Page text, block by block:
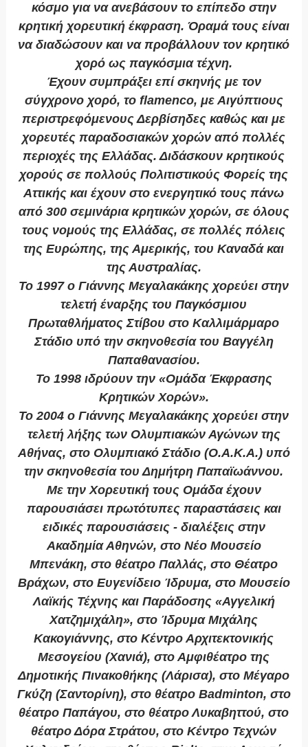
κόσμο για να ανεβάσουν το επίπεδο στην
κρητική χορευτική έκφραση. Όραμά τους είναι
να διαδώσουν και να προβάλλουν τον κρητικό
χορό ως παγκόσμια τέχνη.
Έχουν συμπράξει επί σκηνής με τον
σύγχρονο χορό, το flamenco, με Αιγύπτιους
περιστρεφόμενους Δερβίσηδες καθώς και με
χορευτές παραδοσιακών χορών από πολλές
περιοχές της Ελλάδας. Διδάσκουν κρητικούς
χορούς σε πολλούς Πολιτιστικούς Φορείς της
Αττικής και έχουν στο ενεργητικό τους πάνω
από 300 σεμινάρια κρητικών χορών, σε όλους
τους νομούς της Ελλάδας, σε πολλές πόλεις
της Ευρώπης, της Αμερικής, του Καναδά και
της Αυστραλίας.
Το 1997 ο Γιάννης Μεγαλακάκης χορεύει στην
τελετή έναρξης του Παγκόσμιου
Πρωταθλήματος Στίβου στο Καλλιμάρμαρο
Στάδιο υπό την σκηνοθεσία του Βαγγέλη
Παπαθανασίου.
Το 1998 ιδρύουν την «Ομάδα Έκφρασης
Κρητικών Χορών».
Το 2004 ο Γιάννης Μεγαλακάκης χορεύει στην
τελετή λήξης των Ολυμπιακών Αγώνων της
Αθήνας, στο Ολυμπιακό Στάδιο (Ο.Α.Κ.Α.) υπό
την σκηνοθεσία του Δημήτρη Παπαϊωάννου.
Με την Χορευτική τους Ομάδα έχουν
παρουσιάσει πρωτότυπες παραστάσεις και
ειδικές παρουσιάσεις - διαλέξεις στην
Ακαδημία Αθηνών, στο Νέο Μουσείο
Μπενάκη, στο θέατρο Παλλάς, στο Θέατρο
Βράχων, στο Ευγενίδειο Ίδρυμα, στο Μουσείο
Λαϊκής Τέχνης και Παράδοσης «Αγγελική
Χατζημιχάλη», στο Ίδρυμα Μιχάλης
Κακογιάννης, στο Κέντρο Αρχιτεκτονικής
Μεσογείου (Χανιά), στο Αμφιθέατρο της
Δημοτικής Πινακοθήκης (Λάρισα), στο Μέγαρο
Γκύζη (Σαντορίνη), στο θέατρο Badminton, στο
θέατρο Παπάγου, στο θέατρο Λυκαβηττού, στο
θέατρο Δόρα Στράτου, στο Κέντρο Τεχνών